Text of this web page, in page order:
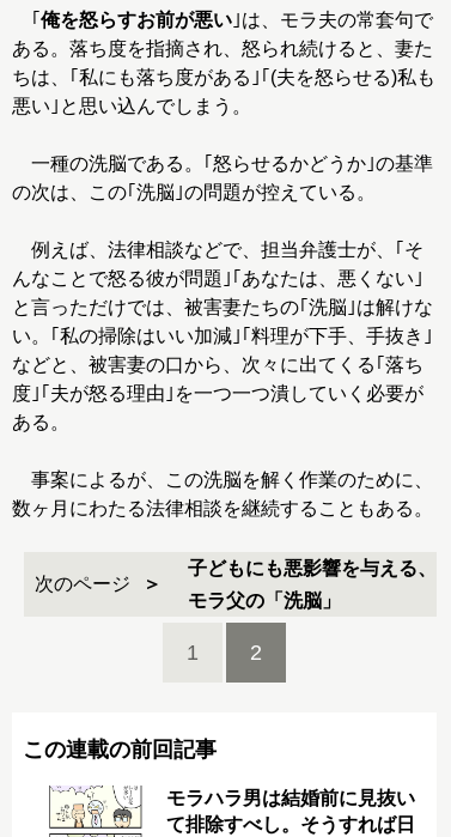
｢ 俺を怒らすお前が悪い ｣は、モラ夫の常套句で
ある。落ち度を指摘され、怒られ続けると、妻た
ちは、｢私にも落ち度がある｣｢(夫を怒らせる)私も
悪い｣と思い込んでしまう。
一種の洗脳である。｢怒らせるかどうか｣の基準
の次は、この｢洗脳｣の問題が控えている。
例えば、法律相談などで、担当弁護士が、｢そ
んなことで怒る彼が問題｣｢あなたは、悪くない｣
と言っただけでは、被害妻たちの｢洗脳｣は解けな
い。｢私の掃除はいい加減｣｢料理が下手、手抜き｣
などと、被害妻の口から、次々に出てくる｢落ち
度｣｢夫が怒る理由｣を一つ一つ潰していく必要が
ある。
事案によるが、この洗脳を解く作業のために、
数ヶ月にわたる法律相談を継続することもある。
次のページ
子どもにも悪影響を与える、
モラ父の「洗脳」
1 2
この連載の前回記事
モラハラ男は結婚前に見抜い
て排除すべし。そうすれば日